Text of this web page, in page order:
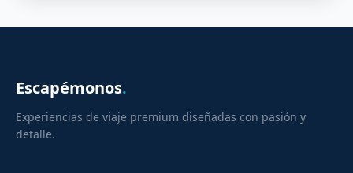
Escapémonos.
Experiencias de viaje premium diseñadas con pasión y
detalle.